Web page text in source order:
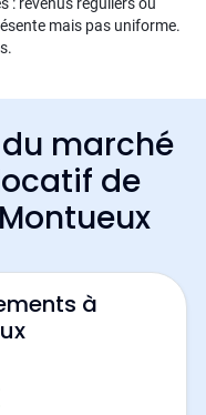
mais pas uniforme.
marché
de
à